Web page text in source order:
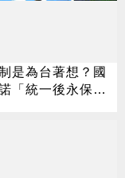
是為台著想？國
「統一後永保太